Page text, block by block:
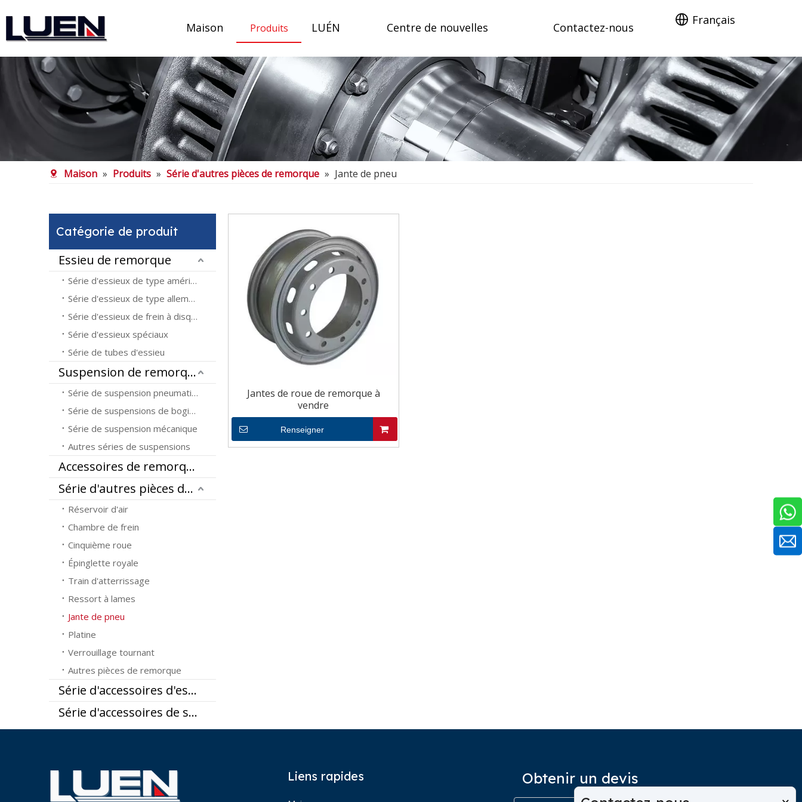
Maison Produits LUÉN Centre de nouvelles Contactez-nous
Français
Maison » Produits » Série d'autres pièces de remorque » Jante de pneu
Catégorie de produit
Essieu de remorque
Série d'essieux de type américain
Série d'essieux de type allemand
Série d'essieux de frein à disque
Série d'essieux spéciaux
Série de tubes d'essieu
Suspension de remorque
Série de suspension pneumatique
Série de suspensions de bogies
Série de suspension mécanique
Autres séries de suspensions
Accessoires de remorques utilitaires
Série d'autres pièces de remorque
Réservoir d'air
Chambre de frein
Cinquième roue
Épinglette royale
Train d'atterrissage
Ressort à lames
Jante de pneu
Platine
Verrouillage tournant
Autres pièces de remorque
Série d'accessoires d'essieu
Série d'accessoires de suspension
Jantes de roue de remorque à
vendre
Renseigner
Liens rapides Obtenir un devis